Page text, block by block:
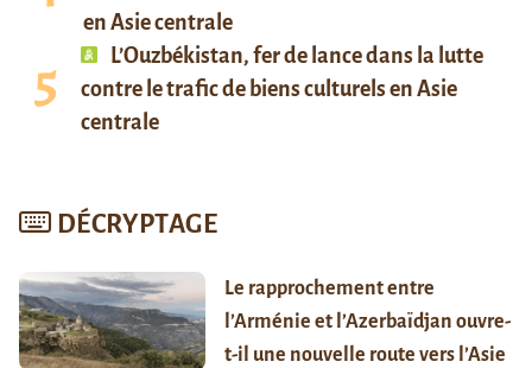
en Asie centrale
L’Ouzbékistan, fer de lance dans la lutte
contre le trafic de biens culturels en Asie
centrale
DÉCRYPTAGE
Le rapprochement entre
l’Arménie et l’Azerbaïdjan ouvre-
t-il une nouvelle route vers l’Asie